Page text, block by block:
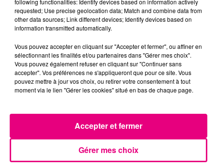
Balance Scorpion
Capricorne Verseau Poissons
following functionalities: Identify devices based on information actively
requested; Use precise geolocation data; Match and combine data from
other data sources; Link different devices; Identify devices based on
information transmitted automatically.
Vous pouvez accepter en cliquant sur "Accepter et fermer", ou affiner en
sélectionnant les finalités et/ou partenaires dans "Gérer mes choix".
Vous pouvez également refuser en cliquant sur "Continuer sans
accepter". Vos préférences ne s'appliqueront que pour ce site. Vous
pouvez mettre à jour vos choix, ou retirer votre consentement à tout
moment via le lien "Gérer les cookies" situé en bas de chaque page.
Gérer mes choix
Accepter et fermer